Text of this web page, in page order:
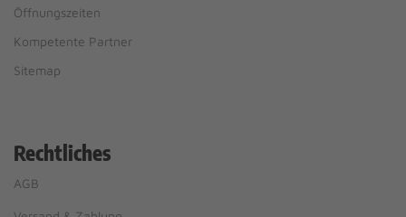
Öffnungszeiten
Kompetente Partner
Sitemap
Rechtliches
AGB